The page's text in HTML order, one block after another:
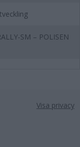
SM – POLISEN
Visa privacy